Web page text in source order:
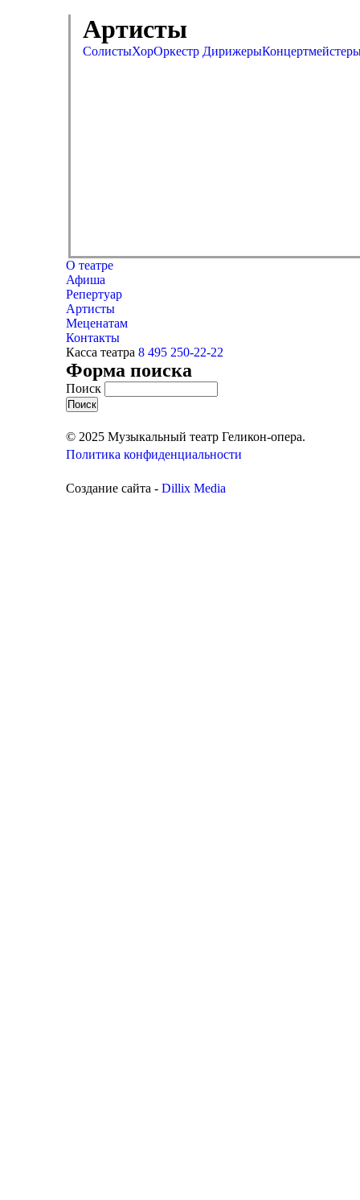
Артисты
СолистыХорОркестр Дирижеры
О театре
Афиша
Репертуар
Артисты
Меценатам
Контакты
Касса театра 8 495 250-22-22
Форма поиска
Поиск
© 2025 Музыкальный театр Геликон-опера.
Политика конфиденциальности
Создание сайта - Dillix Media